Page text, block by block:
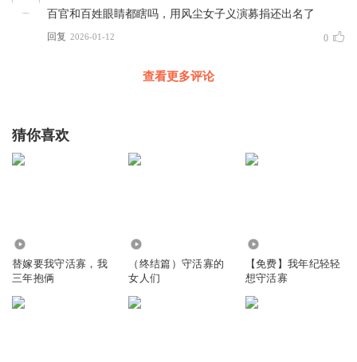
百官和百姓眼睛都瞎吗，用风尘女子义演募捐还出名了
回复 2026-01-12 0
查看更多评论
猜你喜欢
替嫁要我守活寡，我
三年抱俩
（终结篇）守活寡的
女人们
【免费】我年纪轻轻
想守活寡